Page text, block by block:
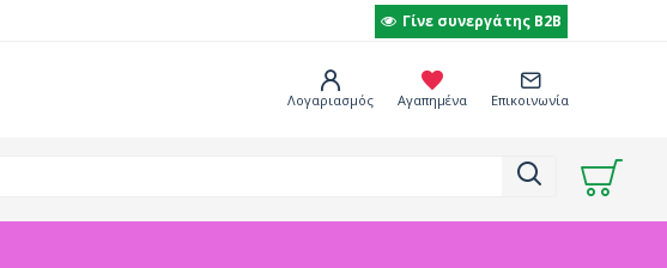
Γίνε συνεργάτης B2B
Λογαριασμός Αγαπημένα Επικοινωνία